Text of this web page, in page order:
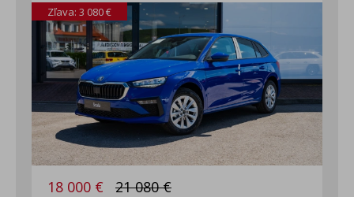
Zľava: 3 080 €
18 000 € 21 080 €